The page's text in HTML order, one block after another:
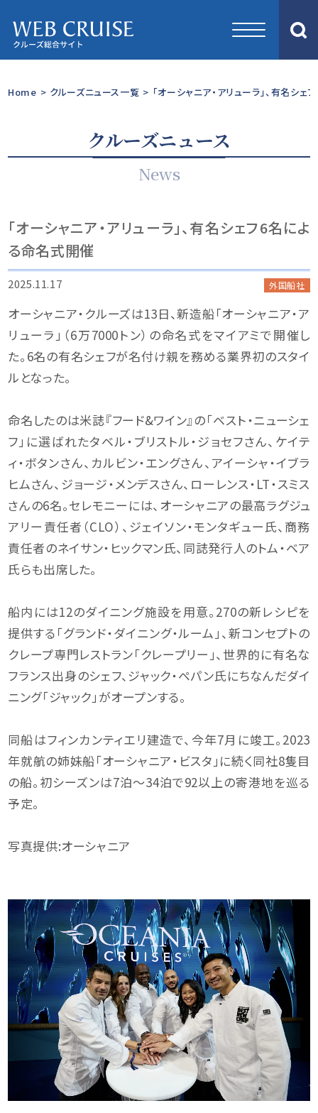
Home > クルーズニュース一覧 > 「オーシャニア・アリューラ」、有名シ
クルーズニュース
News
「オーシャニア・アリューラ」、有名シェフ6名によ
る命名式開催
2025.11.17 外国船社
オーシャニア・クルーズは13日、新造船「オーシャニア・ア
リューラ」（6万7000トン）の命名式をマイアミで開催し
た。6名の有名シェフが名付け親を務める業界初のスタイ
ルとなった。
命名したのは米誌『フード&ワイン』の「ベスト・ニューシェ
フ」に選ばれたタベル・ブリストル・ジョセフさん、ケイテ
ィ・ボタンさん、カルビン・エングさん、アイーシャ・イブラ
ヒムさん、ジョージ・メンデスさん、ローレンス・LT・スミス
さんの6名。セレモニーには、オーシャニアの最高ラグジュ
アリー責任者（CLO）、ジェイソン・モンタギュー氏、商務
責任者のネイサン・ヒックマン氏、同誌発行人のトム・ベア
氏らも出席した。
船内には12のダイニング施設を用意。270の新レシピを
提供する「グランド・ダイニング・ルーム」、新コンセプトの
クレープ専門レストラン「クレープリー」、世界的に有名な
フランス出身のシェフ、ジャック・ペパン氏にちなんだダイ
ニング「ジャック」がオープンする。
同船はフィンカンティエリ建造で、今年7月に竣工。2023
年就航の姉妹船「オーシャニア・ビスタ」に続く同社8隻目
の船。初シーズンは7泊〜34泊で92以上の寄港地を巡る
予定。
写真提供:オーシャニア